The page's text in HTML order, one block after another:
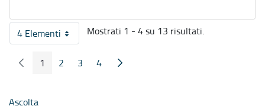
4 ElementiPer pagina
Mostrati 1 - 4 su 13 risultati.
Pagina Precedente
Pagina
1 Pagina
2 Pagina
3 Pagina
4 Pagina Seguente
Ascolta